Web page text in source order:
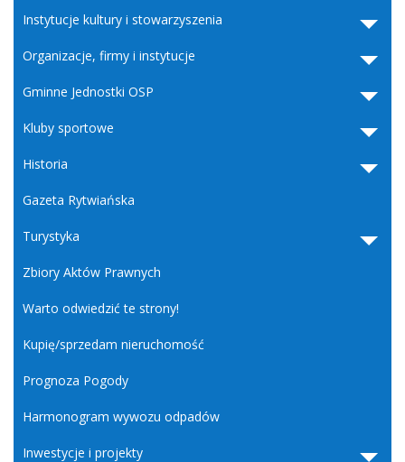
Instytucje kultury i stowarzyszenia
Organizacje, firmy i instytucje
Gminne Jednostki OSP
Kluby sportowe
Historia
Gazeta Rytwiańska
Turystyka
Zbiory Aktów Prawnych
Warto odwiedzić te strony!
Kupię/sprzedam nieruchomość
Prognoza Pogody
Harmonogram wywozu odpadów
Inwestycje i projekty